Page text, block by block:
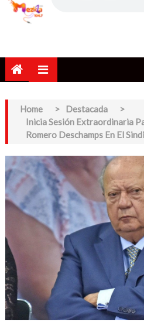
Home > Destacada
>
Inicia Sesión Extraordinaria
Romero Deschamps En El